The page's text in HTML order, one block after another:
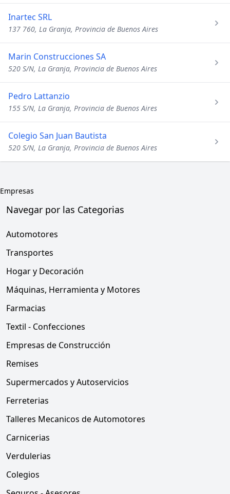
Inartec SRL
137 760, La Granja, Provincia de Buenos Aires
Marin Construcciones SA
520 S/N, La Granja, Provincia de Buenos Aires
Pedro Lattanzio
155 S/N, La Granja, Provincia de Buenos Aires
Colegio San Juan Bautista
520 S/N, La Granja, Provincia de Buenos Aires
Empresas
Navegar por las Categorias
Automotores
Transportes
Hogar y Decoración
Máquinas, Herramienta y Motores
Farmacias
Textil - Confecciones
Empresas de Construcción
Remises
Supermercados y Autoservicios
Ferreterias
Talleres Mecanicos de Automotores
Carnicerias
Verdulerias
Colegios